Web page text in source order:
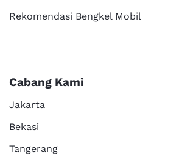
Rekomendasi Bengkel Mobil
Cabang Kami
Jakarta
Bekasi
Tangerang